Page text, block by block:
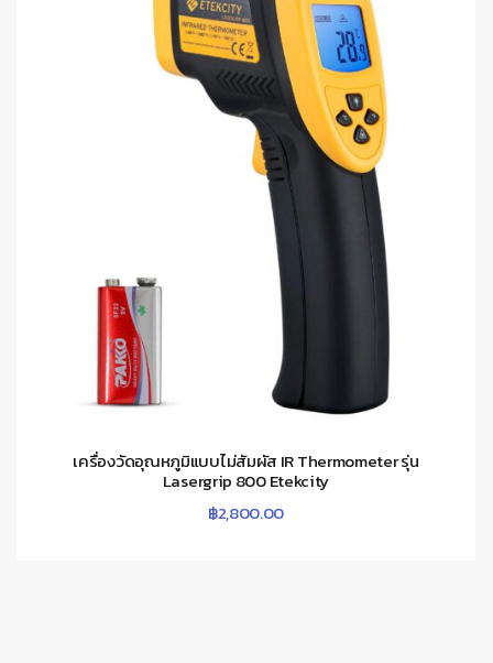
เครื่องวัดอุณหภูมิแบบไม่สัมผัส IR Thermometer รุ่น
Lasergrip 800 Etekcity
฿2,800.00